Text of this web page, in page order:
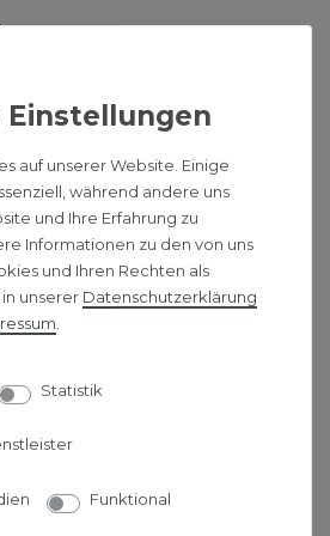
Wasser-Wärmepumpe 120
14.000 €
€
nach
7.000 €
Eigenstrom aus einer
gesenkt werden.
Förderung: So
Kosten um bis
auf unserer Website. Einige
während andere uns
und Ihre Erfahrung zu
Informationen zu den von uns
und Ihren Rechten als
unserer Daten­schutz­erklärung
Statistik
Funktional